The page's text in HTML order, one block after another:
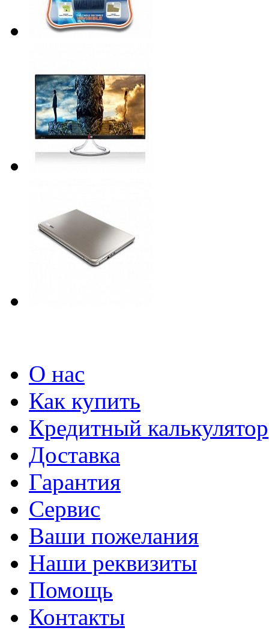
О нас
Как купить
Кредитный калькулятор
Доставка
Гарантия
Сервис
Ваши пожелания
Наши реквизиты
Помощь
Контакты